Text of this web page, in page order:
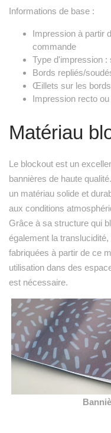
Informations de base :
Impression à partir
commande
Type d'impression :
Bords repliés/
Œillets sur les
Impression recto
Matériau
Le blockout est un
bannières de haute
un matériau solide et
aux conditions
Grâce à sa structure qui
également la
fabriquées à partir de ce
utilisation dans des
est nécessaire.